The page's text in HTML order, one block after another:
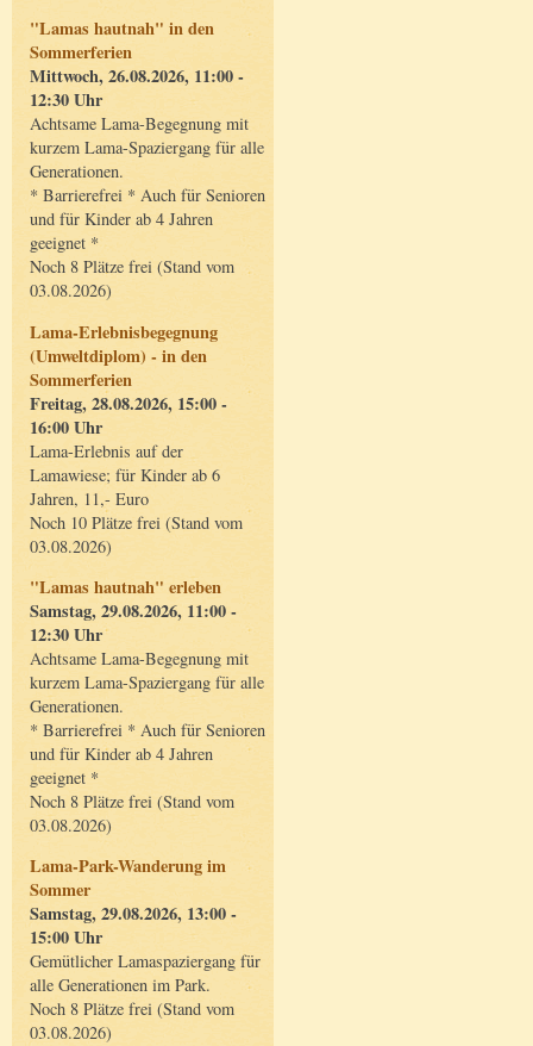
"Lamas hautnah" in den
Sommerferien
Mittwoch, 26.08.2026, 11:00 -
12:30 Uhr
Achtsame Lama-Begegnung mit
kurzem Lama-Spaziergang für alle
Generationen.
* Barrierefrei * Auch für Senioren
und für Kinder ab 4 Jahren
geeignet *
Noch 8 Plätze frei (Stand vom
03.08.2026)
Lama-Erlebnisbegegnung
(Umweltdiplom) - in den
Sommerferien
Freitag, 28.08.2026, 15:00 -
16:00 Uhr
Lama-Erlebnis auf der
Lamawiese; für Kinder ab 6
Jahren, 11,- Euro
Noch 10 Plätze frei (Stand vom
03.08.2026)
"Lamas hautnah" erleben
Samstag, 29.08.2026, 11:00 -
12:30 Uhr
Achtsame Lama-Begegnung mit
kurzem Lama-Spaziergang für alle
Generationen.
* Barrierefrei * Auch für Senioren
und für Kinder ab 4 Jahren
geeignet *
Noch 8 Plätze frei (Stand vom
03.08.2026)
Lama-Park-Wanderung im
Sommer
Samstag, 29.08.2026, 13:00 -
15:00 Uhr
Gemütlicher Lamaspaziergang für
alle Generationen im Park.
Noch 8 Plätze frei (Stand vom
03.08.2026)